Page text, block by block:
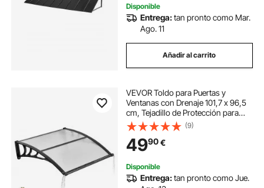
toldo terraza gris
toldo para balcón
toldo de balcón
toldos para balcon toldo balcon
Disponible
Entrega:tan pronto como Mar.
Ago. 11
Añadir al carrito
VEVOR Toldo para Puertas y
Ventanas con Drenaje 101,7 x 96,5
cm, Tejadillo de Protección para
Entrada con Soporte de ABS,
Protección contra Lluvia, Toldo de
Policarbonato para Porche,
Transparente
(9)
4990€
Disponible
Entrega:tan pronto como Jue.